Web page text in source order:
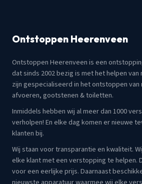
Ontstoppen Heerenveen
Ontstoppen Heerenveen is een
dat sinds 2002 bezig is met het helpen van
zijn gespecialiseerd in het ontstoppen van
afvoeren, gootstenen & toiletten.
Inmiddels hebben wij al meer dan 1000
verholpen! En elke dag komen er nieuwe
klanten bij.
Wij staan voor transparantie en kwaliteit.
elke klant met een verstopping te helpen.
voor een eerlijke prijs. Daarnaast